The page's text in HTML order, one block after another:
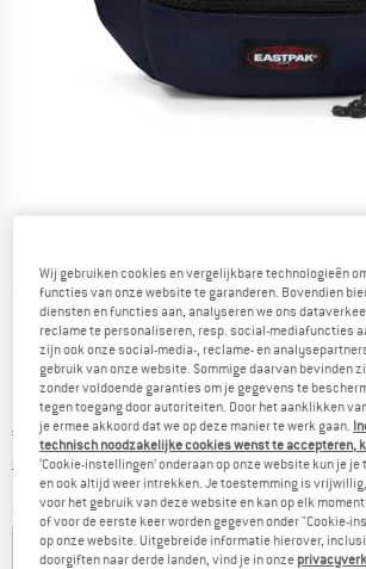
Gedetailleerde foto's
Prijs:
€ 28,45 incl. BTW
excl. VerzendkostenInformatie over de
Kleur:Ultra Marine
Wij gebruiken cookies en vergelijkbare technologieën
functies van onze website te garanderen. Bovendien
diensten en functies aan, analyseren we ons
reclame te personaliseren, resp. social-mediafuncties
zijn ook onze social-media-, reclame- en
gebruik van onze website. Sommige daarvan bevinden
zonder voldoende garanties om je gegevens te
tegen toegang door autoriteiten. Door het aanklikken van
je ermee akkoord dat we op deze manier te werk gaan.
technisch noodzakelijke cookies wenst te accepteren,
‘Cookie-instellingen’ onderaan op onze website kun je
en ook altijd weer intrekken. Je toestemming is
voor het gebruik van deze website en kan op elk
of voor de eerste keer worden gegeven onder "Cookie-
op onze website. Uitgebreide informatie hierover,
doorgiften naar derde landen, vind je in onze